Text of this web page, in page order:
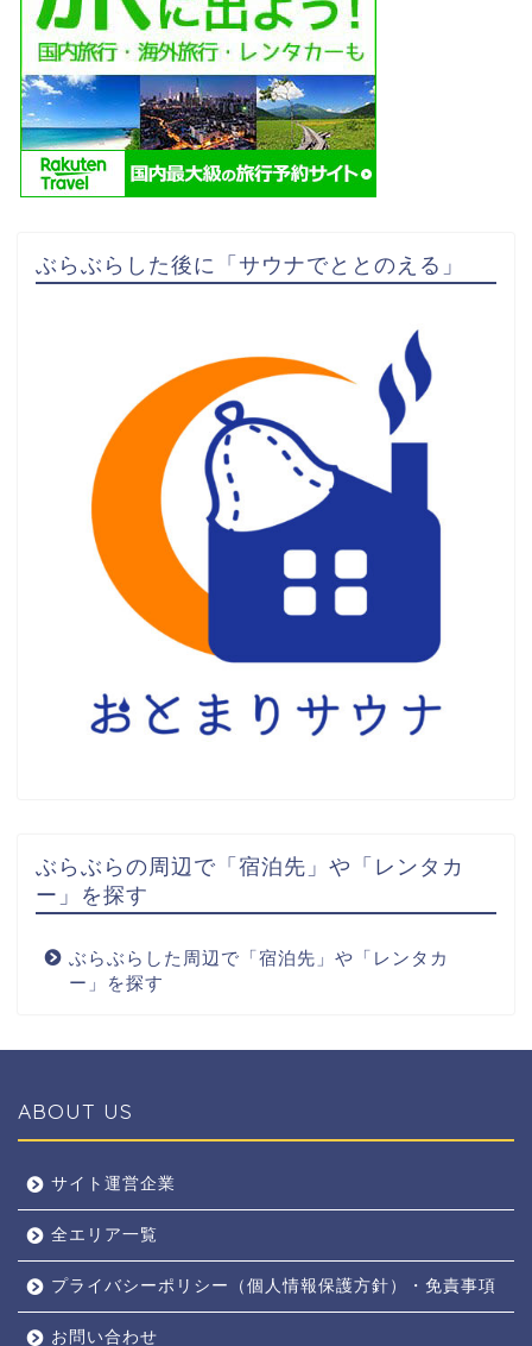
ぶらぶらした後に「サウナでととのえる」
ぶらぶらの周辺で「宿泊先」や「レンタカ
ー」を探す
ぶらぶらした周辺で「宿泊先」や「レンタカ
ー」を探す
ABOUT US
サイト運営企業
全エリア一覧
プライバシーポリシー（個人情報保護方針）・免責事項
お問い合わせ
奈良